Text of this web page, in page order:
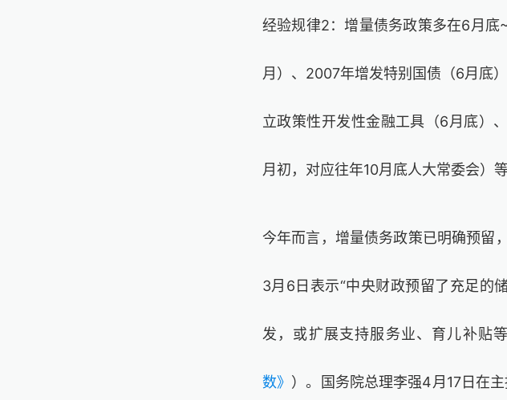
经验规律2：增量债务政策多在6月底
月）、 2007年增发特别国债（6月底）
立政策性开发性金融工具（6月底）、
月初，对应往年10月底人大常委会）等
今年而言，增量债务政策已明确预留
3月 6 日表示“中央财政预留了充足的
发，或扩展支持服务业、育儿补贴
数》 ）。国务院总理李强4月 17日在